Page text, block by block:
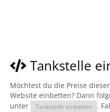
Tankstelle
Möchtest du die Preise
Website einbetten? Dann
unter
Tankstelle einbetten
.